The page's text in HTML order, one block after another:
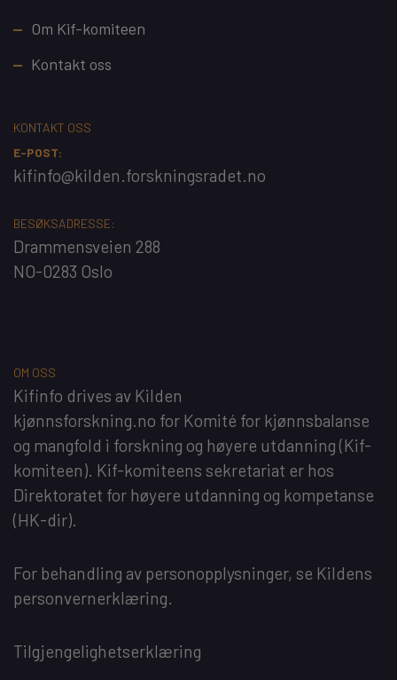
Footer
Om Kif-komiteen
Kontakt oss
KONTAKT OSS
E-POST:
kifinfo@kilden.forskningsradet.no
BESØKSADRESSE:
Drammensveien 288
NO-0283 Oslo
OM OSS
Kifinfo drives av Kilden
kjønnsforskning.no for Komité for kjønnsbalanse
og mangfold i forskning og høyere utdanning(Kif-
komiteen). Kif-komiteens sekretariat er hos
Direktoratet for høyere utdanning og kompetanse
(HK-dir).
For behandling av personopplysninger, se Kildens
personvernerklæring.
Tilgjengelighetserklæring